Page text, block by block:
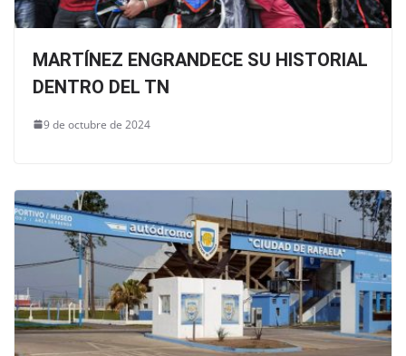
MARTÍNEZ ENGRANDECE SU HISTORIAL
DENTRO DEL TN
9 de octubre de 2024